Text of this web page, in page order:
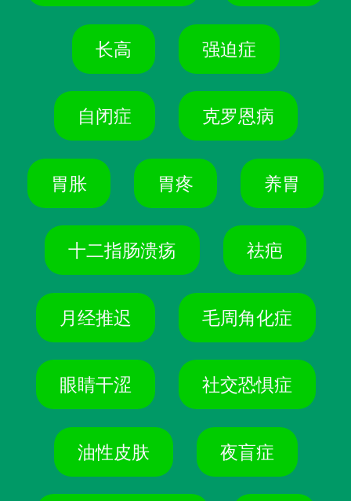
长高 强迫症
自闭症 克罗恩病
胃胀 胃疼 养胃
十二指肠溃疡 祛疤
月经推迟 毛周角化症
眼睛干涩 社交恐惧症
油性皮肤 夜盲症